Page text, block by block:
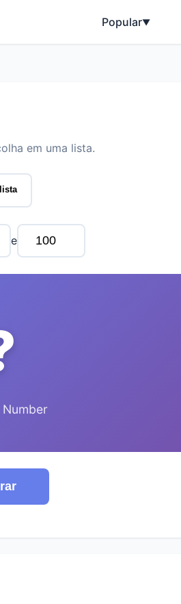
Popular▼
em uma lista.
e
Number